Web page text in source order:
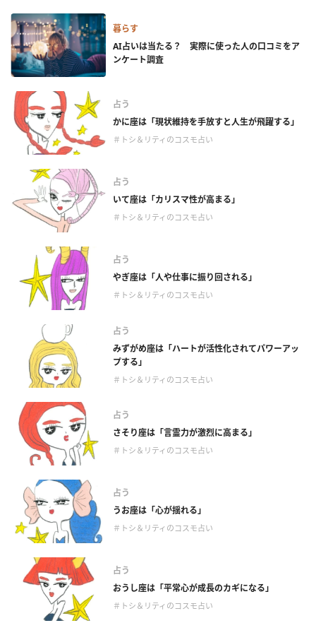
暮らす
AI占いは当たる？ 実際に使った人の口コミをア
ンケート調査
占う
かに座は「現状維持を手放すと人生が飛躍する」
＃トシ＆リティのコスモ占い
占う
いて座は「カリスマ性が高まる」
＃トシ＆リティのコスモ占い
占う
やぎ座は「人や仕事に振り回される」
＃トシ＆リティのコスモ占い
占う
みずがめ座は「ハートが活性化されてパワーアッ
プする」
＃トシ＆リティのコスモ占い
占う
さそり座は「言霊力が激烈に高まる」
＃トシ＆リティのコスモ占い
占う
うお座は「心が揺れる」
＃トシ＆リティのコスモ占い
占う
おうし座は「平常心が成長のカギになる」
＃トシ＆リティのコスモ占い